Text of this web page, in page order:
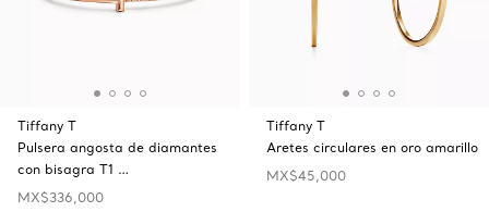
Tiffany T
Pulsera angosta de diamantes
con bisagra T1 …
MX$336,000
Tiffany T
Aretes circulares en oro amarillo
MX$45,000